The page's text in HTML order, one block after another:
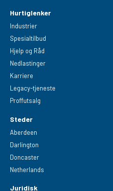
Hurtiglenker
Industrier
Spesialtilbud
Hjelp og Råd
Nedlastinger
Karriere
Legacy-tjeneste
Proffutsalg
Steder
Aberdeen
Darlington
Doncaster
Netherlands
Juridisk